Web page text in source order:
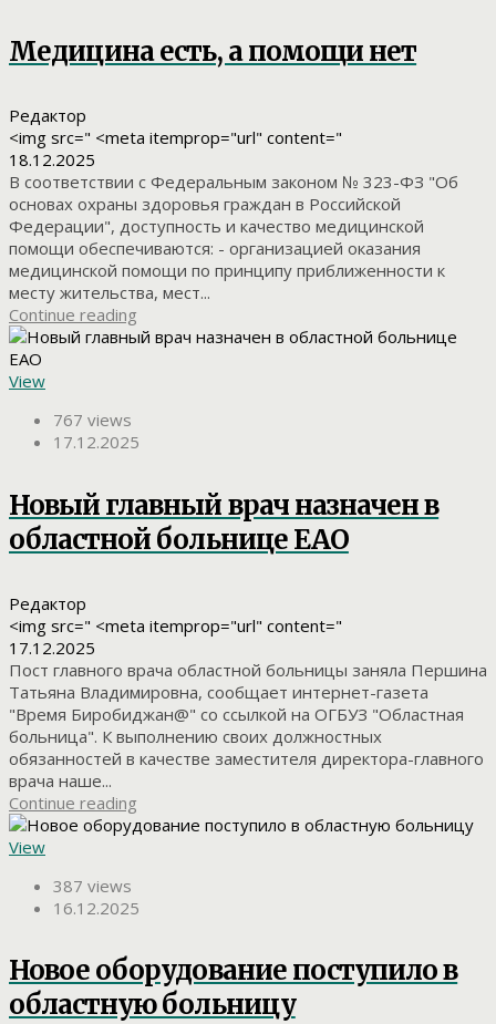
Медицина есть, а помощи нет
Редактор
<img src=" <meta itemprop="url" content="
18.12.2025
В соответствии с Федеральным законом № 323-ФЗ "Об
основах охраны здоровья граждан в Российской
Федерации", доступность и качество медицинской
помощи обеспечиваются: - организацией оказания
медицинской помощи по принципу приближенности к
месту жительства, мест...
Continue reading
View
767 views
17.12.2025
Новый главный врач назначен в
областной больнице ЕАО
Редактор
<img src=" <meta itemprop="url" content="
17.12.2025
Пост главного врача областной больницы заняла Першина
Татьяна Владимировна, сообщает интернет-газета
"Время Биробиджан@" со ссылкой на ОГБУЗ "Областная
больница". К выполнению своих должностных
обязанностей в качестве заместителя директора-главного
врача наше...
Continue reading
View
387 views
16.12.2025
Новое оборудование поступило в
областную больницу